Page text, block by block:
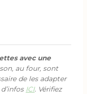
avec une
au four, sont
de les adapter
ICI. Vérifiez